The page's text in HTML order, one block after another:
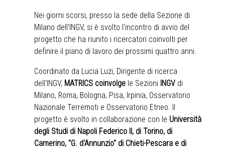
Nei giorni scorsi, presso la sede della Sezione di
Milano dell'INGV, si è svolto l'incontro di avvio del
progetto che ha riunito i ricercatori coinvolti per
definire il piano di lavoro dei prossimi quattro anni.
Coordinato da Lucia Luzi, Dirigente di ricerca
dell'INGV, MATRICS coinvolge le Sezioni INGV di
Milano, Roma, Bologna, Pisa, Irpinia, Osservatorio
Nazionale Terremoti e Osservatorio Etneo. Il
progetto è svolto in collaborazione con le Università
degli Studi di Napoli Federico II, di Torino, di
Camerino, "G. d'Annunzio" di Chieti-Pescara e di